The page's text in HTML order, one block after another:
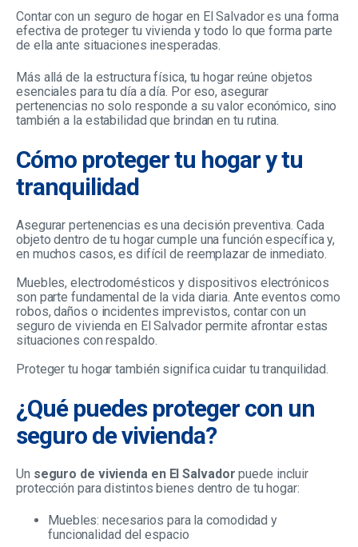
Contar con un seguro de hogar en El Salvador es una forma
efectiva de proteger tu vivienda y todo lo que forma parte
de ella ante situaciones inesperadas.
Más allá de la estructura física, tu hogar reúne objetos
esenciales para tu día a día. Por eso, asegurar
pertenencias no solo responde a su valor económico, sino
también a la estabilidad que brindan en tu rutina.
Cómo proteger tu hogar y tu
tranquilidad
Asegurar pertenencias es una decisión preventiva. Cada
objeto dentro de tu hogar cumple una función específica y,
en muchos casos, es difícil de reemplazar de inmediato.
Muebles, electrodomésticos y dispositivos electrónicos
son parte fundamental de la vida diaria. Ante eventos como
robos, daños o incidentes imprevistos, contar con un
seguro de vivienda en El Salvador permite afrontar estas
situaciones con respaldo.
Proteger tu hogar también significa cuidar tu tranquilidad.
¿Qué puedes proteger con un
seguro de vivienda?
Un seguro de vivienda en El Salvador puede incluir
protección para distintos bienes dentro de tu hogar:
Muebles: necesarios para la comodidad y
funcionalidad del espacio